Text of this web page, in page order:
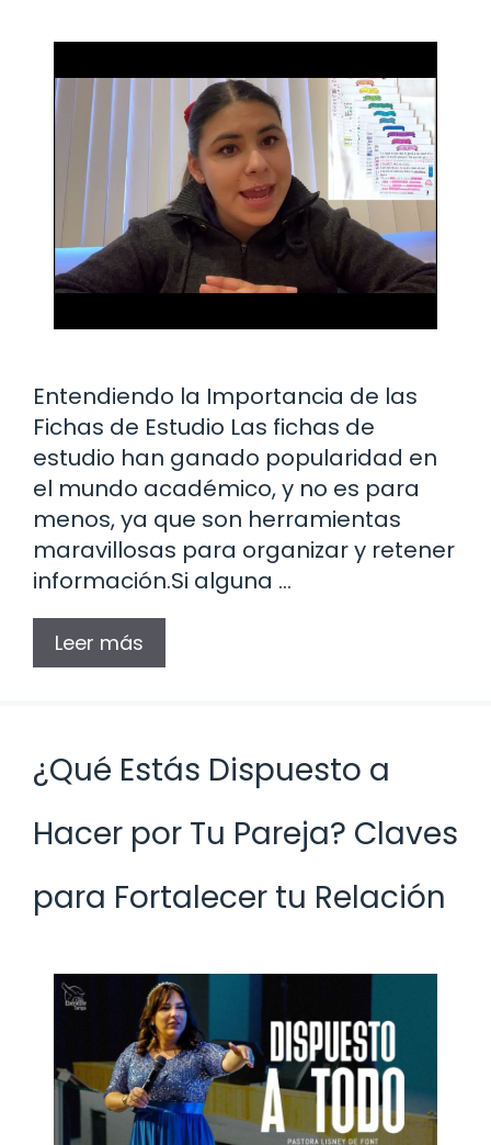
Entendiendo la Importancia de las
Fichas de Estudio Las fichas de
estudio han ganado popularidad en
el mundo académico, y no es para
menos, ya que son herramientas
maravillosas para organizar y retener
información.Si alguna …
Leer más
¿Qué Estás Dispuesto a
Hacer por Tu Pareja? Claves
para Fortalecer tu Relación